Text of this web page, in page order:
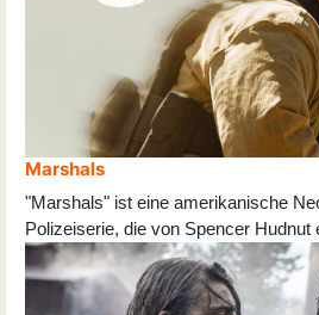
Marshals
"Marshals" ist eine amerikanische
Polizeiserie, die von Spencer Hudnut